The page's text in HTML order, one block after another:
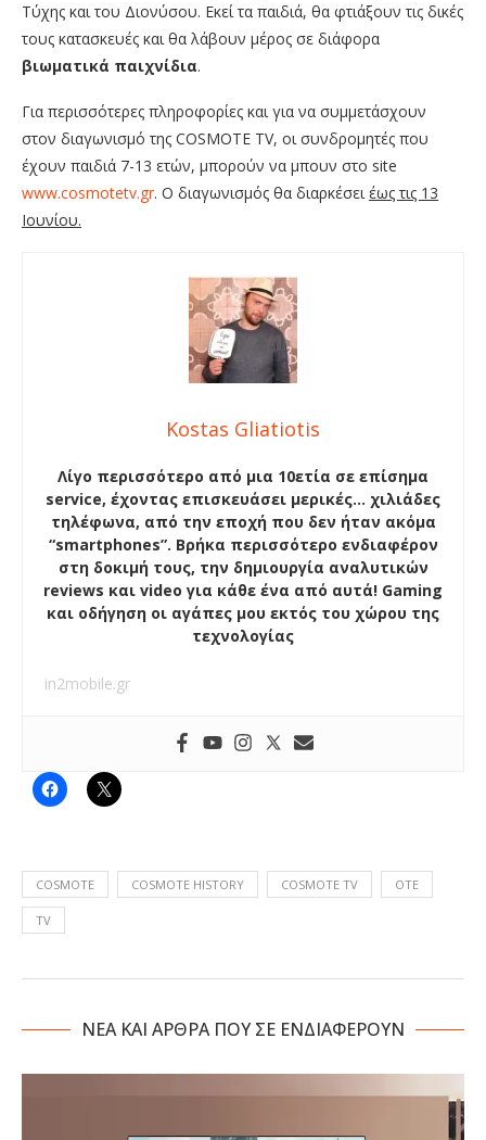
Τύχης και του Διονύσου. Εκεί τα παιδιά, θα φτιάξουν τις δικές
τους κατασκευές και θα λάβουν μέρος σε διάφορα
βιωματικά παιχνίδια.
Για περισσότερες πληροφορίες και για να συμμετάσχουν
στον διαγωνισμό της COSMOTE TV, οι συνδρομητές που
έχουν παιδιά 7-13 ετών, μπορούν να μπουν στο site
www.cosmotetv.gr. Ο διαγωνισμός θα διαρκέσειέως τις 13
Ιουνίου.
Kostas Gliatiotis
Λίγο περισσότερο από μια 10ετία σε επίσημα
service, έχοντας επισκευάσει μερικές… χιλιάδες
τηλέφωνα, από την εποχή που δεν ήταν ακόμα
“smartphones”. Βρήκα περισσότερο ενδιαφέρον
στη δοκιμή τους, την δημιουργία αναλυτικών
reviews και video για κάθε ένα από αυτά! Gaming
και οδήγηση οι αγάπες μου εκτός του χώρου της
τεχνολογίας
in2mobile.gr
COSMOTE COSMOTE HISTORY COSMOTE TV OTE
TV
NΕΑ ΚΑΙ ΑΡΘΡΑ ΠΟΥ ΣΕ ΕΝΔΙΑΦΕΡΟΥΝ